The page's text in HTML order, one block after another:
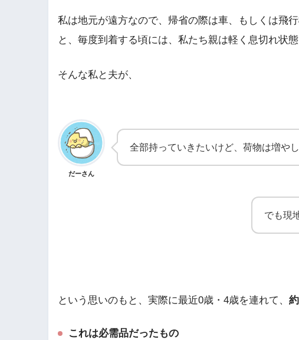
私は地元が遠方なので、帰省の際は車、もしくは飛
と、毎度到着する頃には、私たち親は軽く息切れ状態
そんな私と夫が、
だーさん
全部持っていきたいけど、荷物は増や
でも現
という思いのもと、実際に最近0歳・4歳を連れて、
これは必需品だったもの